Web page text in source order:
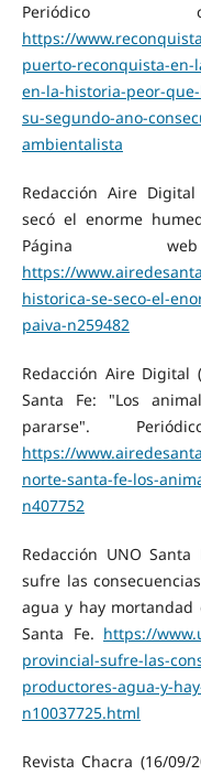
Periódico
https://
puerto-reconquista-
en-la-historia-peor-
su-segundo-ano-
ambientalista
Redacción Aire
secó el enorme
Página
https://
historica-se-seco-el-
paiva-n259482
Redacción Aire Digital
Santa Fe: "Los
pararse".
https://
norte-santa-fe-los-
n407752
Redacción UNO
sufre las
agua y hay mortandad
Santa Fe. https://
provincial-sufre-las-
productores-agua-y-
n10037725.html
Revista Chacra (16/